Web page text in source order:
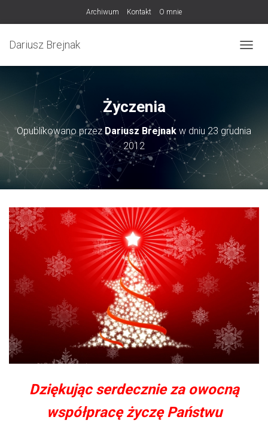
Archiwum Kontakt O mnie
Dariusz Brejnak
Życzenia
Opublikowano przezDariusz Brejnak w dniu 23 grudnia
2012
Dziękując serdecznie za owocną
współpracę życzę Państwu